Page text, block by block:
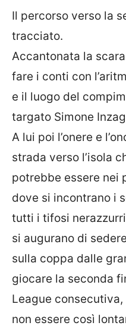
Il percorso verso la
tracciato.
Accantonata la
fare i conti con
e il luogo del
targato Simone
A lui poi l’onere e
strada verso l’isola
potrebbe essere nei
dove si incontrano i
tutti i tifosi
si augurano di
sulla coppa dalle
giocare la seconda
League
non essere così